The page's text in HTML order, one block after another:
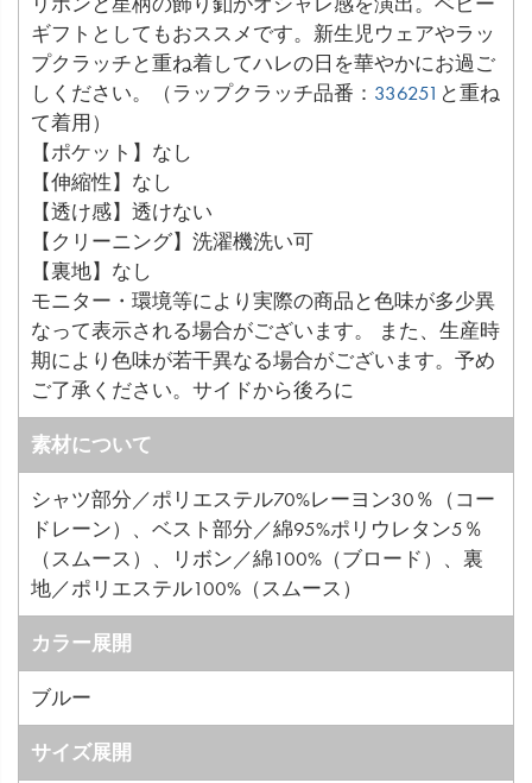
ギフトとしてもおススメです。新生児ウェアやラッ
プクラッチと重ね着してハレの日を華やかにお過ご
しください。（ラップクラッチ品番： 336251 と重ね
て着用）
【ポケット】なし
【伸縮性】なし
【透け感】透けない
【クリーニング】洗濯機洗い可
【裏地】なし
モニター・環境等により実際の商品と色味が多少異
なって表示される場合がございます。 また、生産時
期により色味が若干異なる場合がございます。予め
ご了承ください。サイドから後ろに
素材について
シャツ部分／ポリエステル70%レーヨン30％（コー
ドレーン）、ベスト部分／綿95%ポリウレタン5％
（スムース）、リボン／綿100%（ブロード）、裏
地／ポリエステル100%（スムース）
カラー展開
ブルー
サイズ展開